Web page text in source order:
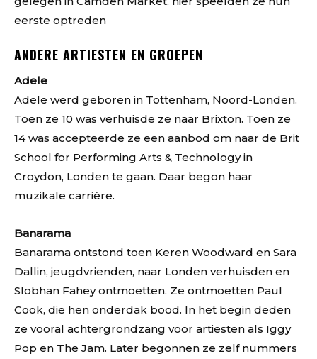
eerste optreden
ANDERE ARTIESTEN EN GROEPEN
Adele
Adele werd geboren in Tottenham, Noord-Londen.
Toen ze 10 was verhuisde ze naar Brixton. Toen ze
14 was accepteerde ze een aanbod om naar de Brit
School for Performing Arts & Technology in
Croydon, Londen te gaan. Daar begon haar
muzikale carrière.
Banarama
Banarama ontstond toen Keren Woodward en Sara
Dallin, jeugdvrienden, naar Londen verhuisden en
Slobhan Fahey ontmoetten. Ze ontmoetten Paul
Cook, die hen onderdak bood. In het begin deden
ze vooral achtergrondzang voor artiesten als Iggy
Pop en The Jam. Later begonnen ze zelf nummers